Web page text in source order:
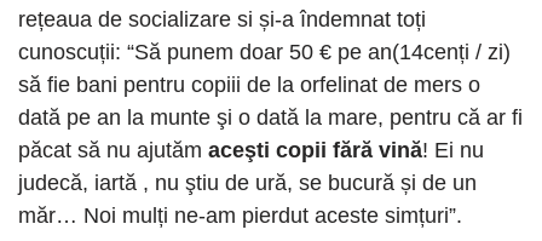
rețeaua de socializare si și-a îndemnat toți
cunoscuții: “Să punem doar 50 € pe an(14cenți / zi)
să fie bani pentru copiii de la orfelinat de mers o
dată pe an la munte şi o dată la mare, pentru că ar fi
păcat să nu ajutăm aceşti copii fără vină! Ei nu
judecă, iartă , nu ştiu de ură, se bucură și de un
măr… Noi mulți ne-am pierdut aceste simțuri”.